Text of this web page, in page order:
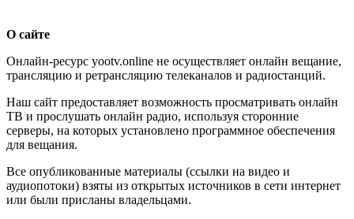
О сайте
Онлайн-ресурс yootv.online не осуществляет онлайн вещание,
трансляцию и ретрансляцию телеканалов и радиостанций.
Наш сайт предоставляет возможность просматривать онлайн
ТВ и прослушать онлайн радио, используя сторонние
серверы, на которых установлено программное обеспечения
для вещания.
Все опубликованные материалы (ссылки на видео и
аудиопотоки) взяты из открытых источников в сети интернет
или были присланы владельцами.